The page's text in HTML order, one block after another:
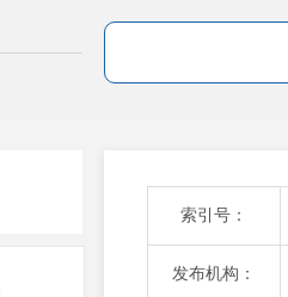
索引号：
发布机构：